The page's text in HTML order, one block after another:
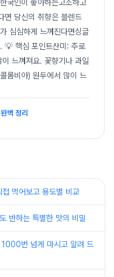
국인이 좋아하는고소하고
면 당신의 취향은 블렌드
심심하게 느껴진다면싱글
💡 핵심 포인트산미: 주로
느껴져요. 꽃향기나 과일
롬비아) 원두에서 많이 느
벽 정리
먹어보고 용도별 비교
반하는 특별한 맛의 비밀
1000번 넘게 마시고 알려 드